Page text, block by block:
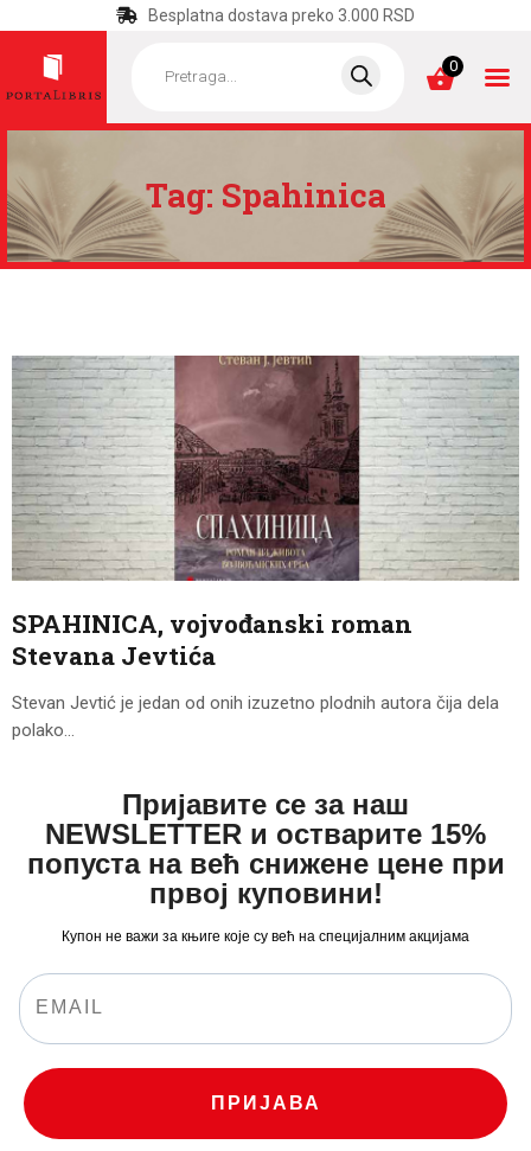
Besplatna dostava preko 3.000 RSD
search 0
Tag: Spahinica
POČETNA
KATEGORIJE
OTRGNUTO OD
ZABORAVA
AUTORI
AKTUELNOSTI
CENOVNIK
PISMO
SPAHINICA, vojvođanski roman
Stevana Jevtića
Stevan Jevtić je jedan od onih izuzetno plodnih autora čija dela
polako…
Пријавите се за наш
NEWSLETTER и остварите 15%
попуста на већ снижене цене при
првој куповини!
Купон не важи за књиге које су већ на специјалним акцијама
ПРИЈАВА